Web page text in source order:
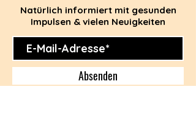
Natürlich informiert mit gesunden
Impulsen & vielen Neuigkeiten
Absenden